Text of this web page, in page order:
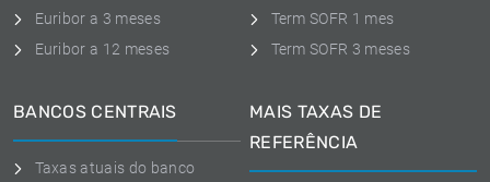
Euribor a 3 meses
Euribor a 12 meses
Term SOFR 1 mes
Term SOFR 3 meses
BANCOS CENTRAIS
Taxas atuais do banco
MAIS TAXAS DE
REFERÊNCIA